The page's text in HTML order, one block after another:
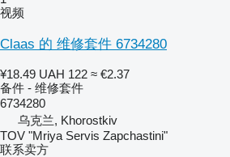
视频
Claas 的 维修套件 6734280
¥18.49 UAH 122 ≈ €2.37
备件 - 维修套件
6734280
乌克兰, Khorostkiv
TOV "Mriya Servis Zapchastini"
联系卖方